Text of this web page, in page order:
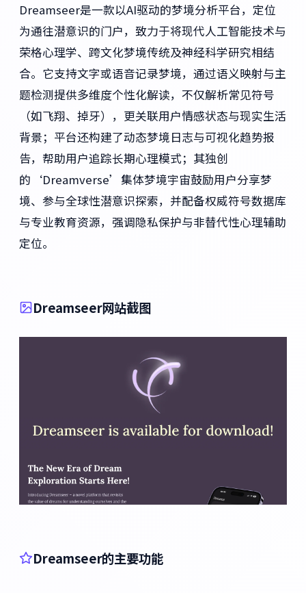
Dreamseer是一款以AI驱动的梦境分析平台，定位
为通往潜意识的门户，致力于将现代人工智能技术与
荣格心理学、跨文化梦境传统及神经科学研究相结
合。它支持文字或语音记录梦境，通过语义映射与主
题检测提供多维度个性化解读，不仅解析常见符号
（如飞翔、掉牙），更关联用户情感状态与现实生活
背景；平台还构建了动态梦境日志与可视化趋势报
告，帮助用户追踪长期心理模式；其独创
的‘Dreamverse’集体梦境宇宙鼓励用户分享梦
境、参与全球性潜意识探索，并配备权威符号数据库
与专业教育资源，强调隐私保护与非替代性心理辅助
定位。
Dreamseer网站截图
Dreamseer的主要功能